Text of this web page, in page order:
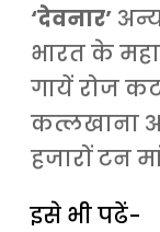
‘देवनार’
भारत के
गायें रोज
कत्लखाना
हजारों टन
इसे भी पढें-